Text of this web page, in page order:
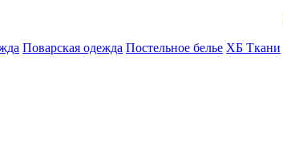
Поварская одежда Постельное белье ХБ Ткани